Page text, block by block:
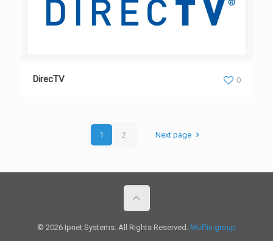
DirecTV 0
1 2 Next page
© 2026 Ipnet Systems. All Rights Reserved. Muffin group